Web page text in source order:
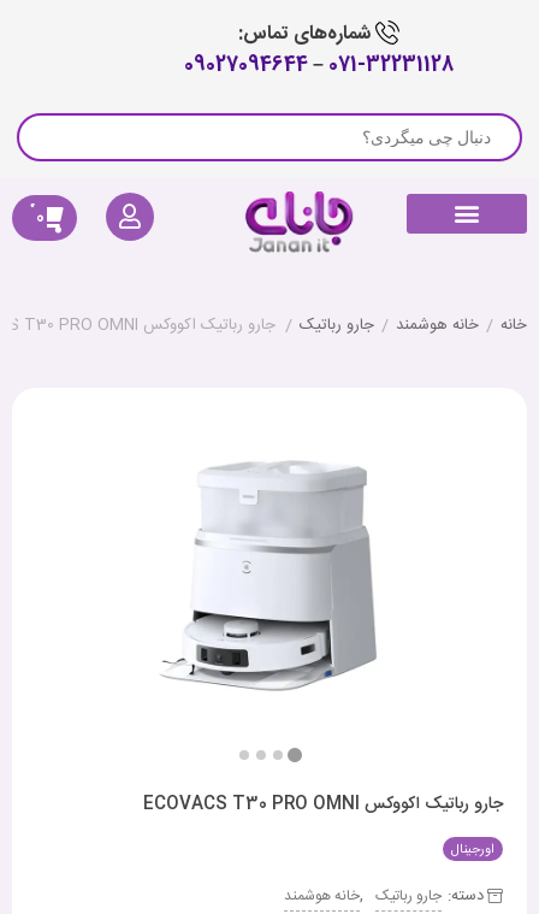
شماره‌های تماس:
071-32231128
–
09027094644
0
خانه / خانه هوشمند / جارو رباتیک / جارو رباتیک اکووکس ECOVACS T30 PRO OMNI
جارو رباتیک اکووکس ECOVACS T30 PRO OMNI
اورجینال
دسته: جارو رباتیک ,خانه هوشمند